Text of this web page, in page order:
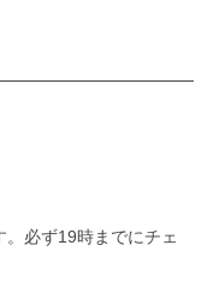
。必ず19時までにチェ